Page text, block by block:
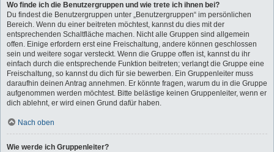
Wo finde ich die Benutzergruppen und wie trete ich ihnen bei?
Du findest die Benutzergruppen unter „Benutzergruppen“ im persönlichen
Bereich. Wenn du einer beitreten möchtest, kannst du dies mit der
entsprechenden Schaltfläche machen. Nicht alle Gruppen sind allgemein
offen. Einige erfordern erst eine Freischaltung, andere können geschlossen
sein und weitere sogar versteckt. Wenn die Gruppe offen ist, kannst du ihr
einfach durch die entsprechende Funktion beitreten; verlangt die Gruppe eine
Freischaltung, so kannst du dich für sie bewerben. Ein Gruppenleiter muss
daraufhin deinen Antrag annehmen. Er könnte fragen, warum du in die Gruppe
aufgenommen werden möchtest. Bitte belästige keinen Gruppenleiter, wenn er
dich ablehnt, er wird einen Grund dafür haben.
Nach oben
Wie werde ich Gruppenleiter?